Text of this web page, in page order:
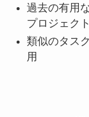
過去の有用
プロジェク
類似のタス
用